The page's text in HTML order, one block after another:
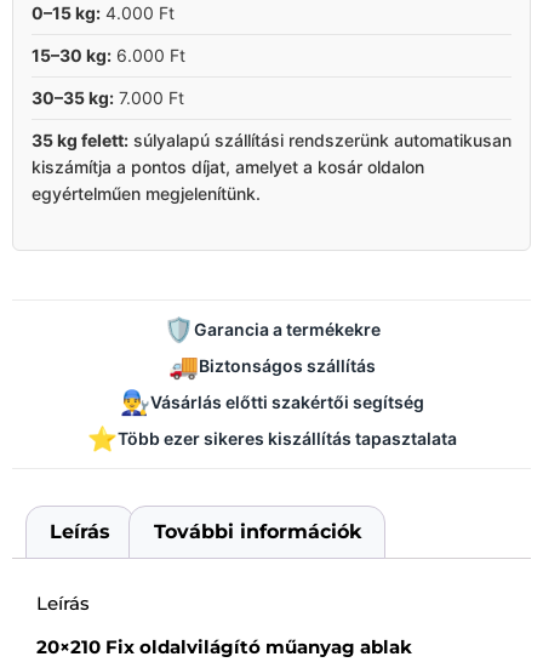
0–15 kg: 4.000 Ft
15–30 kg: 6.000 Ft
30–35 kg: 7.000 Ft
35 kg felett: súlyalapú szállítási rendszerünk automatikusan
kiszámítja a pontos díjat, amelyet a kosár oldalon
egyértelműen megjelenítünk.
🛡️Garancia a termékekre
🚚Biztonságos szállítás
👨‍🔧Vásárlás előtti szakértői segítség
⭐Több ezer sikeres kiszállítás tapasztalata
Leírás További információk
Leírás
20×210 Fix oldalvilágító műanyag ablak